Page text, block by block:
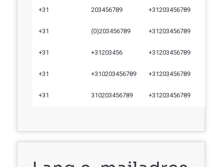
+31 203456789 +31203456789
+31 (0)203456789 +31203456789
+31 +31203456 +31203456789
+31 +310203456789 +31203456789
+31 310203456789 +31203456789